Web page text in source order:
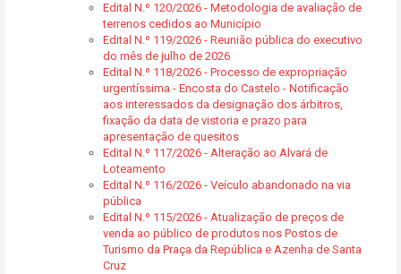
Edital N.º 120/2026 - Metodologia de avaliação de
terrenos cedidos ao Município
Edital N.º 119/2026 - Reunião pública do executivo
do mês de julho de 2026
Edital N.º 118/2026 - Processo de expropriação
urgentíssima - Encosta do Castelo - Notificação
aos interessados da designação dos árbitros,
fixação da data de vistoria e prazo para
apresentação de quesitos
Edital N.º 117/2026 - Alteração ao Alvará de
Loteamento
Edital N.º 116/2026 - Veículo abandonado na via
pública
Edital N.º 115/2026 - Atualização de preços de
venda ao público de produtos nos Postos de
Turismo da Praça da República e Azenha de Santa
Cruz